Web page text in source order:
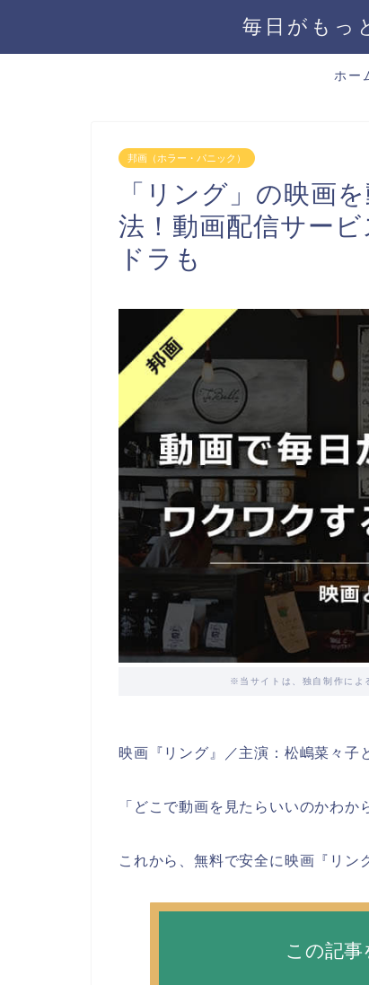
毎日がもっ
ホー
邦画（ホラー・パニック）
「リング」の映画
法！動画配信サー
ドラも
※当サイトは、独自制作によ
映画『リング』／主演：松嶋菜々子
「どこで動画を見たらいいのかわか
これから、無料で安全に映画『リン
この記